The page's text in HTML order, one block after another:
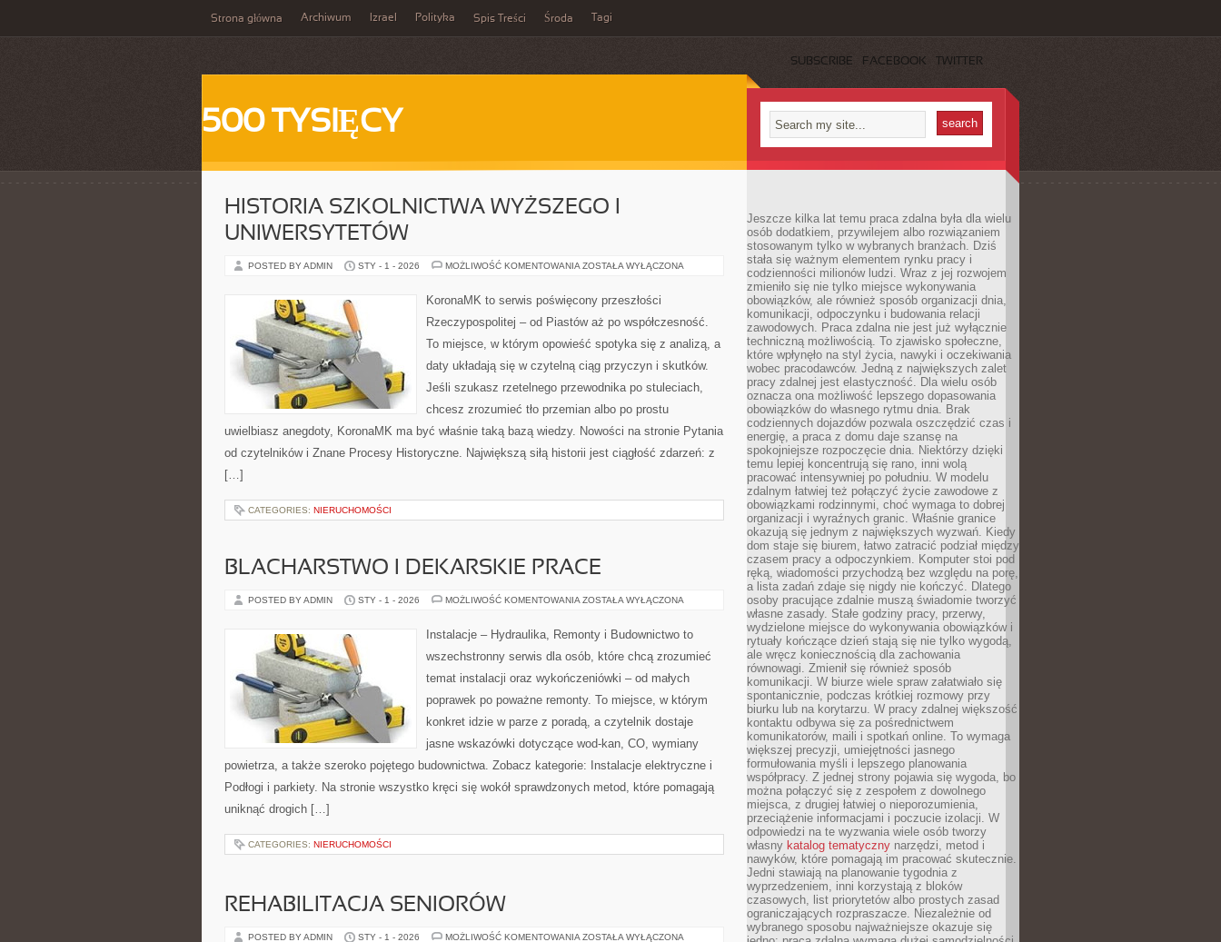
Strona główna Archiwum Izrael Polityka Spis Treści Środa Tagi
SUBSCRIBE FACEBOOK TWITTER
500 TYSIĘCY
HISTORIA SZKOLNICTWA WYŻSZEGO I
UNIWERSYTETÓW
POSTED BY ADMIN STY - 1 - 2026 MOŻLIWOŚĆ KOMENTOWANIA HISTORIA
UNIWERSYTETÓW
ZOSTAŁA WYŁĄCZONA
KoronaMK to serwis poświęcony przeszłości
Rzeczypospolitej – od Piastów aż po współczesność.
To miejsce, w którym opowieść spotyka się z analizą, a
daty układają się w czytelną ciąg przyczyn i skutków.
Jeśli szukasz rzetelnego przewodnika po stuleciach,
chcesz zrozumieć tło przemian albo po prostu
uwielbiasz anegdoty, KoronaMK ma być właśnie taką bazą wiedzy. Nowości na stronie Pytania
od czytelników i Znane Procesy Historyczne. Największą siłą historii jest ciągłość zdarzeń: z
[…]
CATEGORIES: NIERUCHOMOŚCI
BLACHARSTWO I DEKARSKIE PRACE
POSTED BY ADMIN STY - 1 - 2026 MOŻLIWOŚĆ KOMENTOWANIA BLACHARSTWO
PRACE
ZOSTAŁA WYŁĄCZONA
Instalacje – Hydraulika, Remonty i Budownictwo to
wszechstronny serwis dla osób, które chcą zrozumieć
temat instalacji oraz wykończeniówki – od małych
poprawek po poważne remonty. To miejsce, w którym
konkret idzie w parze z poradą, a czytelnik dostaje
jasne wskazówki dotyczące wod-kan, CO, wymiany
powietrza, a także szeroko pojętego budownictwa. Zobacz kategorie: Instalacje elektryczne i
Podłogi i parkiety. Na stronie wszystko kręci się wokół sprawdzonych metod, które pomagają
uniknąć drogich […]
CATEGORIES: NIERUCHOMOŚCI
REHABILITACJA SENIORÓW
POSTED BY ADMIN STY - 1 - 2026 MOŻLIWOŚĆ KOMENTOWANIA REHABILITACJA
ZOSTAŁA WYŁĄCZONA
Jeszcze kilka lat temu praca zdalna była dla wielu
osób dodatkiem, przywilejem albo rozwiązaniem
stosowanym tylko w wybranych branżach. Dziś
stała się ważnym elementem rynku pracy i
codzienności milionów ludzi. Wraz z jej rozwojem
zmieniło się nie tylko miejsce wykonywania
obowiązków, ale również sposób organizacji dnia,
komunikacji, odpoczynku i budowania relacji
zawodowych. Praca zdalna nie jest już wyłącznie
techniczną możliwością. To zjawisko społeczne,
które wpłynęło na styl życia, nawyki i oczekiwania
wobec pracodawców. Jedną z największych zalet
pracy zdalnej jest elastyczność. Dla wielu osób
oznacza ona możliwość lepszego dopasowania
obowiązków do własnego rytmu dnia. Brak
codziennych dojazdów pozwala oszczędzić czas i
energię, a praca z domu daje szansę na
spokojniejsze rozpoczęcie dnia. Niektórzy dzięki
temu lepiej koncentrują się rano, inni wolą
pracować intensywniej po południu. W modelu
zdalnym łatwiej też połączyć życie zawodowe z
obowiązkami rodzinnymi, choć wymaga to dobrej
organizacji i wyraźnych granic. Właśnie granice
okazują się jednym z największych wyzwań. Kiedy
dom staje się biurem, łatwo zatracić podział między
czasem pracy a odpoczynkiem. Komputer stoi pod
ręką, wiadomości przychodzą bez względu na porę,
a lista zadań zdaje się nigdy nie kończyć. Dlatego
osoby pracujące zdalnie muszą świadomie tworzyć
własne zasady. Stałe godziny pracy, przerwy,
wydzielone miejsce do wykonywania obowiązków i
rytuały kończące dzień stają się nie tylko wygodą,
ale wręcz koniecznością dla zachowania
równowagi. Zmienił się również sposób
komunikacji. W biurze wiele spraw załatwiało się
spontanicznie, podczas krótkiej rozmowy przy
biurku lub na korytarzu. W pracy zdalnej większość
kontaktu odbywa się za pośrednictwem
komunikatorów, maili i spotkań online. To wymaga
większej precyzji, umiejętności jasnego
formułowania myśli i lepszego planowania
współpracy. Z jednej strony pojawia się wygoda, bo
można połączyć się z zespołem z dowolnego
miejsca, z drugiej łatwiej o nieporozumienia,
przeciążenie informacjami i poczucie izolacji. W
odpowiedzi na te wyzwania wiele osób tworzy
własny katalog tematyczny narzędzi, metod i
nawyków, które pomagają im pracować skutecznie.
Jedni stawiają na planowanie tygodnia z
wyprzedzeniem, inni korzystają z bloków
czasowych, list priorytetów albo prostych zasad
ograniczających rozpraszacze. Niezależnie od
wybranego sposobu najważniejsze okazuje się